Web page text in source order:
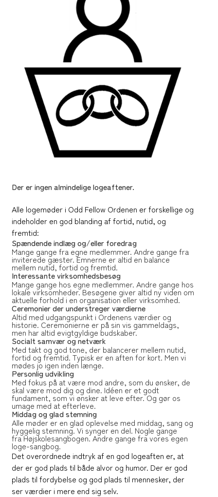
Der er ingen almindelige logeaftener.
Alle logemøder i Odd Fellow Ordenen er forskellige og
indeholder en god blanding af fortid, nutid, og
fremtid:
Spændende indlæg og/eller foredrag
Mange gange fra egne medlemmer. Andre gange fra
inviterede gæster. Emnerne er altid en balance
mellem nutid, fortid og fremtid.
Interessante virksomhedsbesøg
Mange gange hos egne medlemmer. Andre gange hos
lokale virksomheder. Besøgene giver altid ny viden om
aktuelle forhold i en organisation eller virksomhed.
Ceremonier der understreger værdierne
Altid med udgangspunkt i Ordenens værdier og
historie. Ceremonierne er på sin vis gammeldags,
men har altid evigtgyldige budskaber.
Socialt samvær og netværk
Med takt og god tone, der balancerer mellem nutid,
fortid og fremtid. Typisk er en aften for kort. Men vi
mødes jo igen inden længe.
Personlig udvikling
Med fokus på at være mod andre, som du ønsker, de
skal være mod dig og dine. Idéen er et godt
fundament, som vi ønsker at leve efter. Og gør os
umage med at efterleve.
Middag og glad stemning
Alle møder er en glad oplevelse med middag, sang og
hyggelig stemning. Vi synger en del. Nogle gange
fra Højskolesangbogen. Andre gange fra vores egen
loge-sangbog.
Det overordnede indtryk af en god logeaften er, at
der er god plads til både alvor og humor. Der er god
plads til fordybelse og god plads til mennesker, der
ser værdier i mere end sig selv.